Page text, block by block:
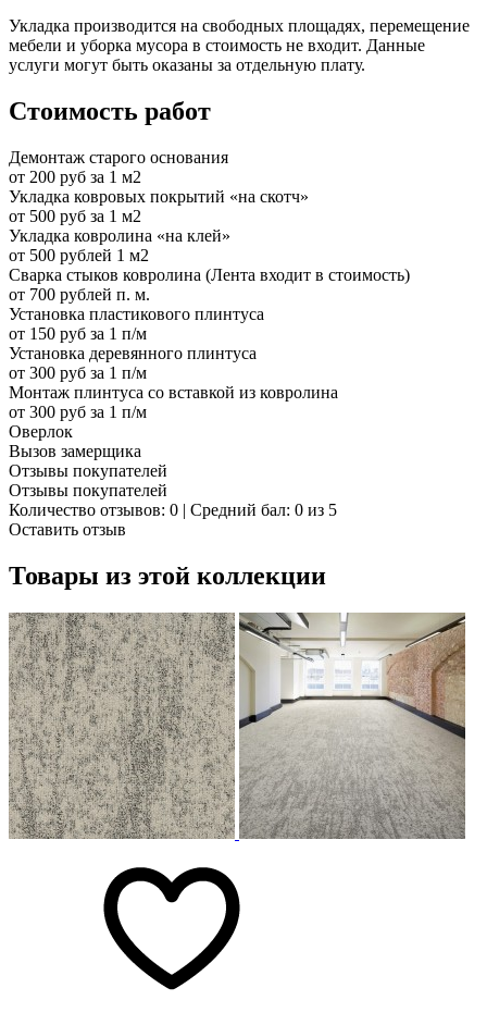
Укладка производится на свободных площадях, перемещение
мебели и уборка мусора в стоимость не входит. Данные
услуги могут быть оказаны за отдельную плату.
Стоимость работ
Демонтаж старого основания
от 200 руб за 1 м2
Укладка ковровых покрытий «на скотч»
от 500 руб за 1 м2
Укладка ковролина «на клей»
от 500 рублей 1 м2
Сварка стыков ковролина (Лента входит в стоимость)
от 700 рублей п. м.
Установка пластикового плинтуса
от 150 руб за 1 п/м
Установка деревянного плинтуса
от 300 руб за 1 п/м
Монтаж плинтуса со вставкой из ковролина
от 300 руб за 1 п/м
Оверлок
Вызов замерщика
Отзывы покупателей
Отзывы покупателей
Количество отзывов: 0 | Средний бал: 0 из 5
Оставить отзыв
Товары из этой коллекции